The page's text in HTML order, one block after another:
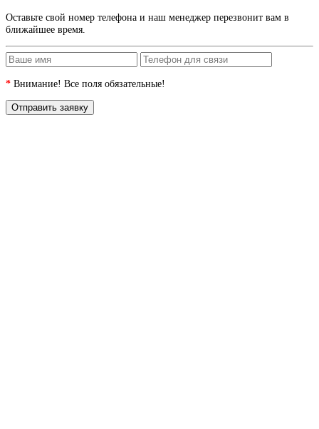
Оставьте свой номер телефона и наш менеджер перезвонит вам в
ближайшее время.
* Внимание! Все поля обязательные!